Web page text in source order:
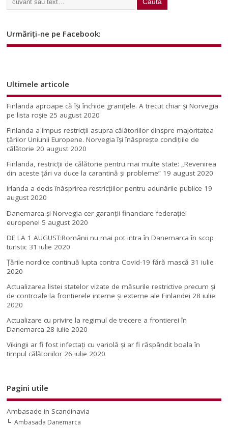
Urmăriți-ne pe Facebook:
Ultimele articole
Finlanda aproape că își închide granițele. A trecut chiar și Norvegia
pe lista roșie 25 august 2020
Finlanda a impus restricţii asupra călătoriilor dinspre majoritatea
ţărilor Uniunii Europene. Norvegia își înăsprește condițiile de
călătorie 20 august 2020
Finlanda, restricţii de călătorie pentru mai multe state: „Revenirea
din aceste ţări va duce la carantină şi probleme” 19 august 2020
Irlanda a decis înăsprirea restricțiilor pentru adunările publice 19
august 2020
Danemarca și Norvegia cer garanții financiare federației
europene! 5 august 2020
DE LA 1 AUGUST:Românii nu mai pot intra în Danemarca în scop
turistic 31 iulie 2020
Țările nordice continuă lupta contra Covid-19 fără mască 31 iulie
2020
Actualizarea listei statelor vizate de măsurile restrictive precum și
de controale la frontierele interne și externe ale Finlandei 28 iulie
2020
Actualizare cu privire la regimul de trecere a frontierei în
Danemarca 28 iulie 2020
Vikingii ar fi fost infectaţi cu variolă şi ar fi răspândit boala în
timpul călătoriilor 26 iulie 2020
Pagini utile
Ambasade in Scandinavia
Ambasada Danemarca